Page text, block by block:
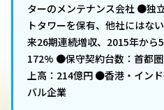
ターのメンテナンス会社 ●独
トタワーを保有、他社にはな
来26期連続増収、2015年から
172% ●保守契約台数：首都
上高：214億円 ●香港・イン
バル企業